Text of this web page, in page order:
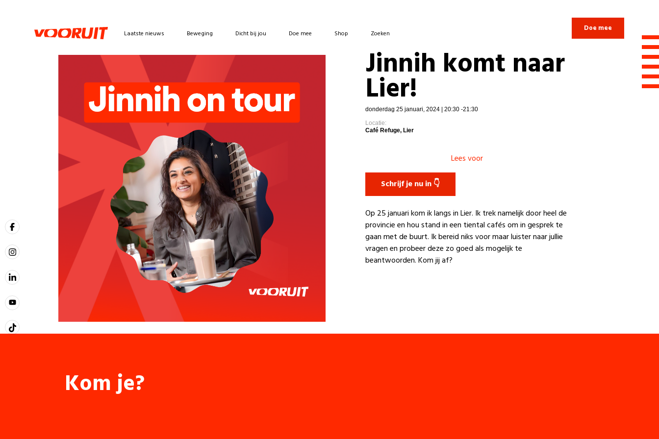
Laatste nieuws Beweging Dicht bij jou Doe mee Shop Zoeken
Doe mee
Jinnih komt naar
Lier!
donderdag 25 januari, 2024 | 20:30 -21:30
Locatie:
Café Refuge, Lier
Lees voor
Schrijf je nu in 👇
Op 25 januari kom ik langs in Lier. Ik trek namelijk door heel de
provincie en hou stand in een tiental cafés om in gesprek te
gaan met de buurt. Ik bereid niks voor maar luister naar jullie
vragen en probeer deze zo goed als mogelijk te
beantwoorden. Kom jij af?
Kom je?